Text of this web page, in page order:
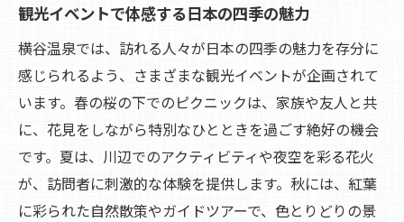
観光イベントで体感する日本の四季の魅力
横谷温泉では、訪れる人々が日本の四季の魅力を存分に
感じられるよう、さまざまな観光イベントが企画されて
います。春の桜の下でのピクニックは、家族や友人と共
に、花見をしながら特別なひとときを過ごす絶好の機会
です。夏は、川辺でのアクティビティや夜空を彩る花火
が、訪問者に刺激的な体験を提供します。秋には、紅葉
に彩られた自然散策やガイドツアーで、色とりどりの景